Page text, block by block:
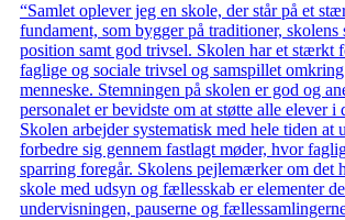
“Samlet oplever jeg en skole, der står på et
fundament, som bygger på traditioner,
position samt god trivsel. Skolen har et stærkt
faglige og sociale trivsel og samspillet
menneske. Stemningen på skolen er god og
personalet er bevidste om at støtte alle elever i
Skolen arbejder systematisk med hele tiden at
forbedre sig gennem fastlagt møder, hvor
sparring foregår. Skolens pejlemærker om det
skole med udsyn og fællesskab er elementer
undervisningen, pauserne og